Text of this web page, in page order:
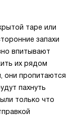
таре или
запахи
впитывают
их рядом
они пропитаются
пахнуть
только что